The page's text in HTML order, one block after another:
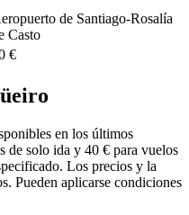
de Santiago-Rosalía
Casto
€
en los últimos
de solo ida y 40 € para vuelos
Los precios y la
Pueden aplicarse condiciones